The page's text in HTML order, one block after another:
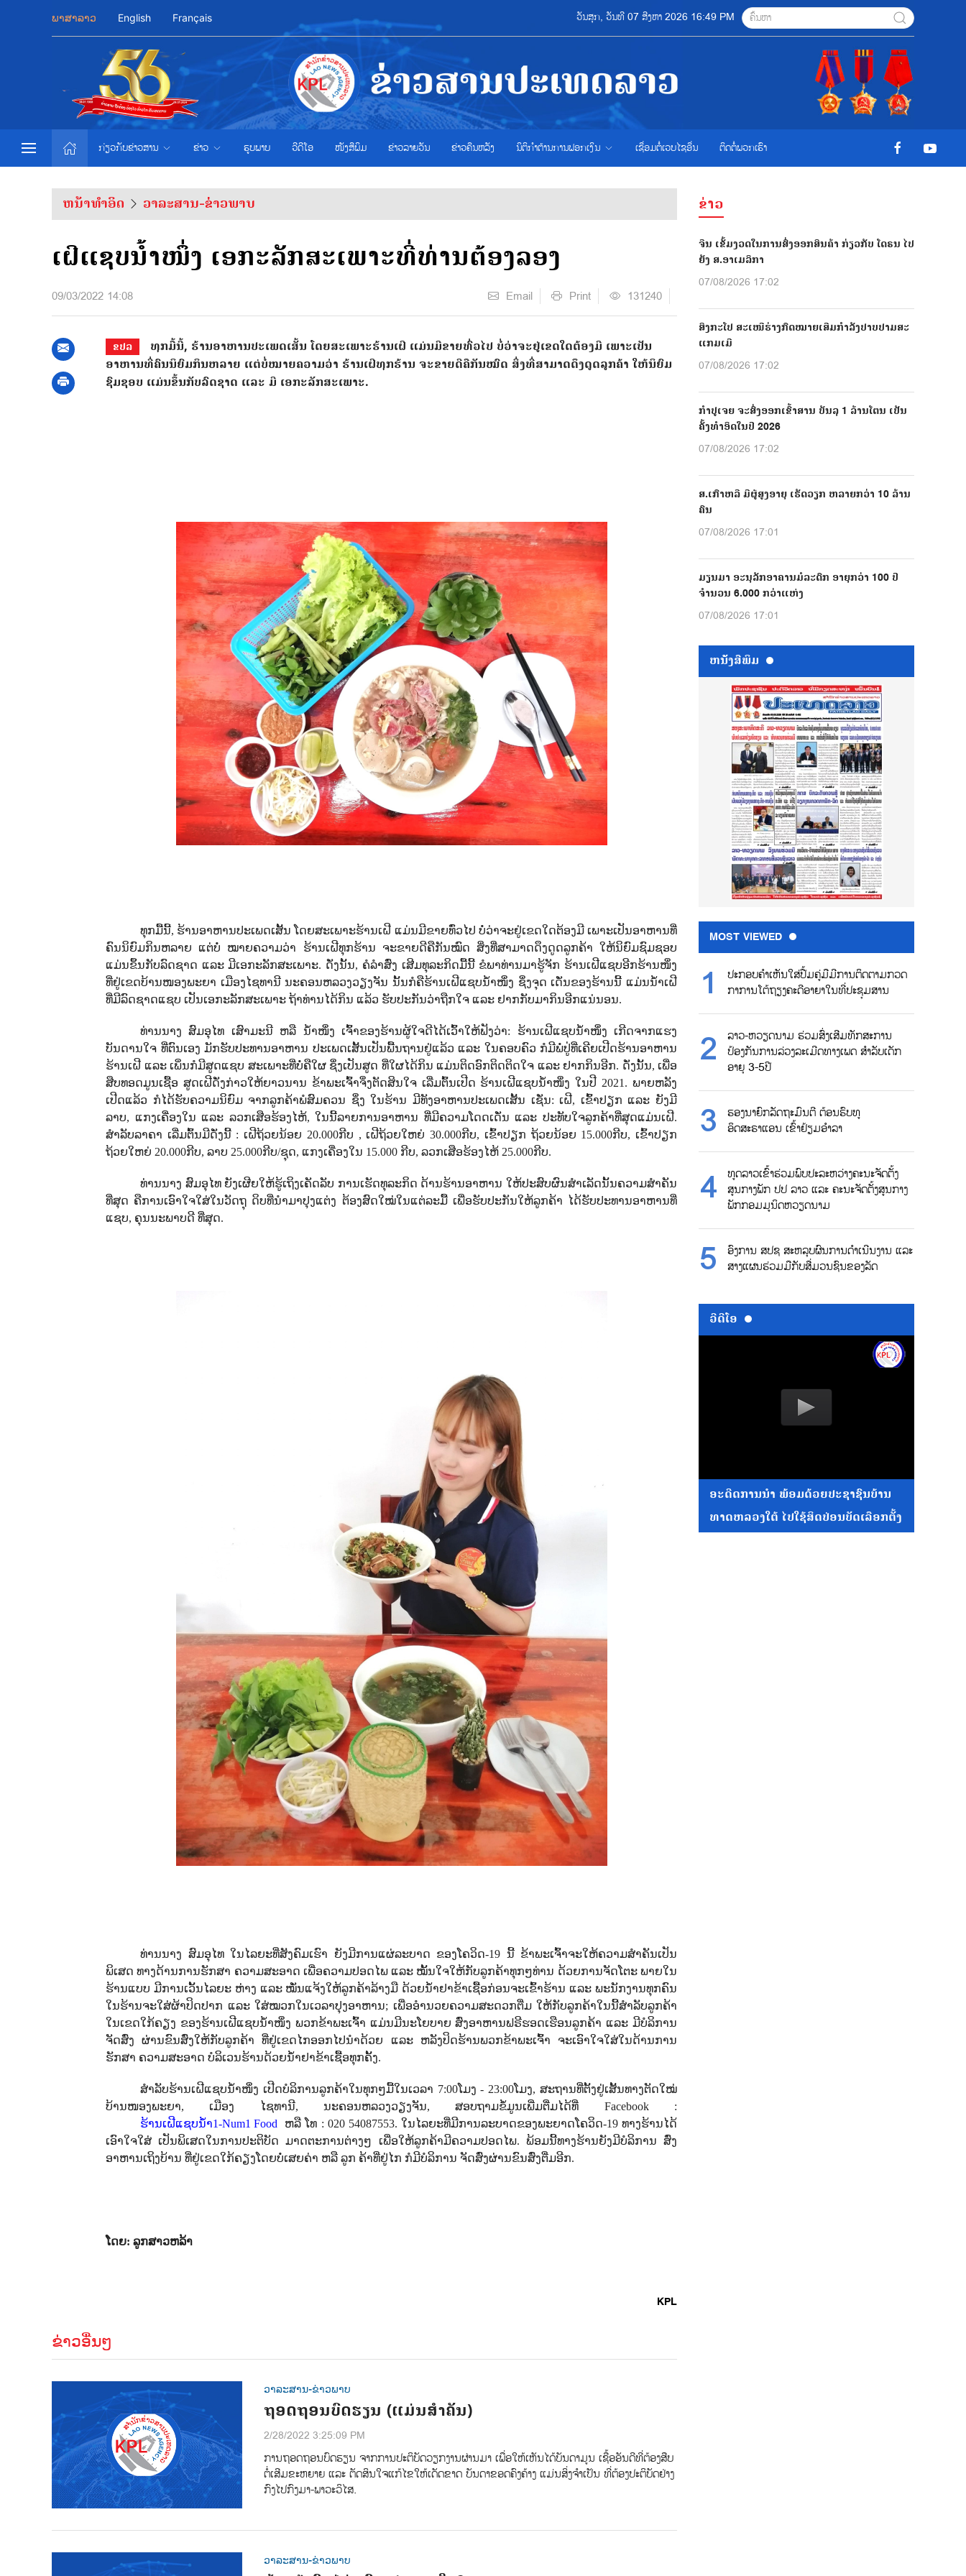
ພາສາລາວ English Français ວັນສຸກ, ວັນທີ 07 ສີງຫາ 2026 16:49 PM
ກ່ຽວກັບຂ່າວສານ ຂ່າວ ຮູບພາບ ວີດີໂອ ໜັງສືພິມ ຂ່າວ​ລາຍ​ວັນ ຂ່າວຄືນຫລັງ ນິຕິກຳຕ້ານການຟອກເງິນ ເຊື່ອມຕໍ່ເວບໄຊອ່ືນ ຕິດຕໍ່ພວກເຮົາ
ຫນ້າທຳອິດ ວາລະສານ-ຂ່າວພາບ
​ເຝີ​ແຊບ​ນໍ້າໜຶ່ງ ​ເອກະລັກ​ສະ​ເພາະ​ທີ່​ທ່ານ​ຕ້ອງ​ລອງ
09/03/2022 14:08 Email Print 131240
ຂປລ
ທຸກ​ມື້​ນີ້, ຮ້ານ​ອາຫານ​ປະ​ເພດ​ເສັ້ນ ໂດຍສະເພາະຮ້ານເຝີ ແມ່ນມີ​ຂາຍ​ທົ່ວ​ໄປ ​ບໍ່ວ່າ​ຈະ​ຢູ່​ເຂດ​ໃດ​​ຕ້ອງ​ມີ​ ເພາະ​ເປັນ​
ອາຫານທີ່​ຄົນ​ນິຍົ​ມກິນຫລາຍ ແຕ່ບໍ່ໝາຍຄວາມວ່າ ຮ້ານເຝີທຸກຮ້ານ ຈະຂາຍດີຄືກັນໝົດ ສິ່ງທີ່ສາມາດດຶງດູດລູກຄ້າ ໃຫ້ນິຍົມ
ຊົມຊອບ ແມ່ນຂຶ້ນກັບລົດຊາດ ແລະ ມີ ເອກະລັກສະເພາະ.
ທຸກ​ມື້​ນີ້, ຮ້ານ​ອາຫານ​ປະ​ເພດ​ເສັ້ນ ໂດຍສະເພາະຮ້ານເຝີ ແມ່ນມີ​ຂາຍ​ທົ່ວ​ໄປ ​ບໍ່ວ່າ​ຈະ​ຢູ່​ເຂດ​ໃດ​​ຕ້ອງ​ມີ​ ເພາະ​ເປັນ​ອາຫານທີ່​
ຄົນ​ນິຍົ​ມກິນຫລາຍ ແຕ່ບໍ່ ໝາຍຄວາມວ່າ ຮ້ານເຝີທຸກຮ້ານ ຈະຂາຍດີຄືກັນໝົດ ສິ່ງທີ່ສາມາດດຶງດູດລູກຄ້າ ໃຫ້ນິຍົມຊົມຊອບ
ແມ່ນຂຶ້ນກັບລົດຊາດ ແລະ ມີເອກະລັກສະເພາະ. ດັ່ງນັ້ນ, ຄໍລໍາ​ສົ່ງ​ ເສີມທຸລະ​ກິດມື້ນີ້ ຂໍພາທ່ານ​ມາ​ຮູ້ຈັກ ຮ້ານ​​ເຝີ​ແຊບອີກຮ້ານໜຶ່ງ
ທີ່ຢູ່​​ເຂດບ້ານໜອງພະຍາ ​ເມືອງ​ໄຊທາ​ນີ ນະຄອນຫລວງ​ວຽງຈັນ ນັ້ນກໍຄືຮ້ານເຝີແຊບນໍ້າໜຶ່ງ ຊຶ່ງຈຸດ ເດັ່ນຂອງຮ້ານນີ້ ແມ່ນ​ນໍ້າ​ເຝີ
ທີ່ມີລົດຊາດ​ແຊບ ເປັນ​ເອກະ​ລັກສະ​ເພາະ​ ຖ້າທ່ານໄດ້ກິນ ແລ້ວ ຮັບປະກັນວ່າຖືກໃຈ ແລະ ຢາກກັບມາກິນອີກແນ່ນອນ.
ທ່ານນາງ ສົມອຸໄທ ເສົາມະນີ ຫລື ນໍ້າໜຶ່ງ ​ເຈົ້າຂອງຮ້ານຜູ້ໃຈດີໄດ້ເວົ້າ​ໃຫ້​ຟັງ​ວ່າ: ຮ້ານເຝີແຊບນໍ້າໜຶ່ງ ເກີດຈາກແຮງ
ບັນດານໃຈ ທີ່ຕົນເອງ ມັກຮັບປະທານອາຫານ ປະເພດເສັ້ນເປັນພື້ນຖານຢູ່ແລ້ວ ແລະ ໃນຄອບຄົວ ກໍມີພໍ່ປູ່ທີ່ເຄີຍເປີດຮ້ານອາຫານ
ຮ້ານເຝີ ແລະ ເພິ່ນກໍມີສູດແຊບ ສະເພາະທີ່ບໍ່ຄືໃຜ ຊຶ່ງເປັນສູດ ທີ່ໃຜໄດ້ກິນ ແມ່ນຕິດອົກຕິດຕິດໃຈ ແລະ ຢາກກິນອີກ. ດັ່ງນັ້ນ, ເພື່ອ
ສືບທອດມູນເຊື້ອ ສູດເຝີດັ່ງກ່າວໃຫ້ຍາວນານ ຂ້າພະເຈົ້າຈຶ່ງຕັດສິນໃຈ ເລີ່ມຕົ້ນເປີດ ຮ້ານເຝີແຊບນໍ້າໜຶ່ງ ໃນປີ 2021 . ພາຍຫລັງ
ເປີດແລ້ວ ກໍໄດ້ຮັບຄວາມນິຍົມ ຈາກລູກຄ້າພໍສົມຄວນ ຊຶ່ງ ໃນຮ້ານ ມີທັງອາຫານປະເພດເສັ້ນ ເຊັ່ນ: ເຝີ, ເຂົ້າປຽກ ແລະ ຍັງມີ
ລາບ, ແກງເຄື່ອງໃນ ແລະ ລວກເສືອຮ້ອງໄຫ້,ໃນນີ້ລາຍການອາຫານ ທີ່ມີຄວາມໂດດເດັ່ນ ແລະ ປະທັບໃຈລູກຄ້າທີ່ສຸດແມ່ນເຝີ.
ສຳລັບລາຄາ ເລີ່ມຕົ້ນມີດັ່ງນີ້ : ເຝີຖ້ວຍນ້ອຍ 20.000ກີບ , ເຝີຖ້ວຍໃຫຍ່30.000ກີບ, ເຂົ້າປຽກ ຖ້ວຍນ້ອຍ 15.000ກີບ, ເຂົ້າປຽກ
ຖ້ວຍໃຫຍ່ 20.000ກີບ, ລາບ 25.000ກີບ/ຊຸດ, ແກງເຄື່ອງໃນ 15.000 ກີບ, ລວກເສືອຮ້ອງໄຫ້ 25.000ກີບ.
ທ່ານນາງ ສົມອຸໄທ ຍັງເຜີຍໃຫ້ຮູ້ເຖິງເຄັດລັບ ການເຮັດທຸລະກິດ ດ້ານຮ້ານອາຫານ ໃຫ້ປະສົບຜົນສຳເລັດນັ້ນຄວາມສຳຄັນ
ທີ່ສຸດ ຄືການເອົາໃຈໃສ່ໃນວັດຖຸ ດິບທີ່ນຳມາປຸງແຕ່ງ ຕ້ອງສົດໃໝ່ໃນແຕ່ລະມື້ ເພື່ອຮັບປະກັນໃຫ້ລູກຄ້າ ໄດ້ຮັບປະທານອາຫານທີ່
ແຊບ, ຄຸນນະພາບດີ ທີ່ສຸດ.
ທ່ານນາງ ສົມອຸໄທ ໃນໄລຍະທີ່ສັງຄົມເຮົາ ຍັງມີການແຜ່ລະບາດ ຂອງໂຄວິດ-19 ນີ້ ຂ້າພະເຈົ້າຈະໃຫ້ຄວາມສຳຄັນເປັນ
ພິເສດ ທາງດ້ານການຮັກສາ ຄວາມສະອາດ ເພື່ອຄວາມປອດໄພ ແລະ ໝັ້ນໃຈໃຫ້ກັບລູກຄ້າທຸກໆທ່ານ ດ້ວຍການຈັດໂຕະ ພາຍໃນ
ຮ້ານແບບ ມີການເວັ້ນໄລຍະ ຫ່າງ ແລະ ໝັ່ນແຈ້ງໃຫ້ລູກຄ້າລ້າງມື ດ້ວຍນໍ້າຢາຂ້າເຊື້ອກ່ອນຈະເຂົ້າຮ້ານ ແລະ ພະນັກງານທຸກຄົນ
ໃນຮ້ານຈະໃສ່ຜ້າປິດປາກ ແລະ ໃສ່ໝວກໃນເວລາປຸງອາຫານ; ເພື່ອອຳນວຍຄວາມສະດວກຕື່ມ ໃຫ້ກັບລູກຄ້າໃນນີ້ສຳລັບລູກຄ້າ
ໃນເຂດໃກ້ຄຽງ ຂອງຮ້ານເຝີແຊບນໍ້າໜຶ່ງ ພວກຂ້າພະເຈົ້າ ແມ່ນມີນະໂຍບາຍ ສົ່ງອາຫານຟຣີຮອດເຮືອນລູກຄ້າ ແລະ ມີບໍລິການ
ຈັດສົ່ງ ຜ່ານຂົນສົ່ງໃຫ້ກັບລູກຄ້າ ທີ່ຢູ່ເຂດໄກອອກໄປນຳດ້ວຍ ແລະ ຫລັງປິດຮ້ານພວກຂ້າພະເຈົ້າ ຈະເອົາໃຈໃສ່ໃນດ້ານການ
ຮັກສາ ຄວາມສະອາດ ບໍລິເວນຮ້ານດ້ວຍນໍ້າຢາຂ້າເຊື້ອທຸກຄັ້ງ.
ສຳລັບຮ້ານເຝີແຊບນໍ້າໜຶ່ງ ເປີດບໍລິການລູກຄ້າໃນທຸກໆມື້ໃນເວລາ 7:00ໂມງ - 23:00ໂມງ,ສະຖານທີ່ຕັ້ງຢູ່ເສັ້ນທາງຕັດໃໝ່
ບ້ານໜອງພະຍາ, ເມືອງ ໄຊທານີ, ນະຄອນຫລວງວຽງຈັນ,ສອບຖາມຂໍ້ມູນເພີ່ມຕື່ມໄດ້ທີ່ Facebook :
ຮ້ານເຝີແຊບນ້ຳ1-Num1 Food ຫລື ໂທ : 020 54087553. ໃນໄລຍະທີ່ມີການລະບາດຂອງພະຍາດໂຄວິດ-19 ທາງຮ້ານໄດ້
ເອົາໃຈໃສ່ ເປັນພິເສດໃນການປະຕິບັດ ມາດຕະການຕ່າງໆ ເພື່ອໃຫ້ລູກຄ້າມີຄວາມປອດໄພ. ພ້ອມນີ້ທາງຮ້ານຍັງມີບໍລິການ ສົ່ງ
ອາຫານເຖິງບ້ານ ທີ່ຢູ່ເຂດໃກ້ຄຽງໂດຍບໍ່ເສຍຄ່າ ຫລື ລູກ ຄ້າທີ່ຢູ່ໄກ ກໍມີບໍລິການ ຈັດສົ່ງຜ່ານຂົນສົ່ງຕື່ມອີກ.
ໂດຍ: ລູກສາວຫລ້າ
KPL
ຂ່າວອື່ນໆ
ວາລະສານ-ຂ່າວພາບ
ຖອດຖອນບົດຮຽນ (ແມ່ນສໍາຄັນ)
2/28/2022 3:25:09 PM
ການຖອດຖອນບົດຮຽນ ຈາກການປະຕິບັດວຽກງານຜ່ານມາ ເພື່ອໃຫ້ເຫັນໄດ້ບັນດາມູນ ເຊື້ອອັນດີທີ່ຕ້ອງສືບ
ຕໍ່ເສີມຂະຫຍາຍ ແລະ ຕັດສິນໃຈແກ້ໄຂໃຫ້ເດັດຂາດ ບັນດາຂອດຄົງຄ້າງ ແມ່ນສິ່ງຈໍາເປັນ ທີ່ຕ້ອງປະຕິບັດຢ່າງ
ກົງໄປກົງມາ-ພາວະວິໄສ.
ວາລະສານ-ຂ່າວພາບ
ຂ່າວ
ຈີນ ເຂັ້ມງວດໃນການສົ່ງອອກສິນຄ້າ ກ່ຽວກັບ ໂດຣນ ໄປ
ຍັງ ສ.ອາເມລິກາ
07/08/2026 17:02
ສິງກະໂປ ສະເໜີຮ່າງກົດໝາຍເສີມກຳລັງປາບປາມສະ
ແກມເມີ
07/08/2026 17:02
ກຳປູເຈຍ ຈະສົ່ງອອກເຂົ້າສານ ບັນລຸ 1 ລ້ານໂຕນ ເປັນ
ຄັ້ງທຳອິດໃນປີ 2026
07/08/2026 17:02
ສ.ເກົາຫລີ ມີຜູ້ສູງອາຍຸ ເຮັດວຽກ ຫລາຍກວ່າ 10 ລ້ານ
ຄົນ
07/08/2026 17:01
ມຽນມາ ອະນຸລັກອາຄານມໍລະດົກ ອາຍຸກວ່າ 100 ປີ
ຈຳນວນ 6.000 ກວ່າແຫ່ງ
07/08/2026 17:01
ຫນ້ັງສືພິມ
MOST VIEWED
ປະກອບຄຳເຫັນໃສ່ປື້ມຄູ່ມືມີການຕິດຕາມກວດ
ກາການໂຕ້ຖຽງຄະດີອາຍາໃນທີ່ປະຊຸມສານ
ລາວ-ຫວຽດນາມ ຮ່ວມສົ່ງເສີມທັກສະການ
ປ້ອງກັນການລ່ວງລະເມີດທາງເພດ ສຳລັບເດັກ
ອາຍຸ 3-5ປີ
ຮອງນາຍົກລັດຖະມົນຕີ ຕ້ອນຮົບທູ
ອິດສະຣາແອນ ເຂົ້າຢ້ຽມອຳລາ
ທູດລາວເຂົ້າຮ່ວມພົບປະລະຫວ່າງຄະນະຈັດຕັ້ງ
ສູນກາງພັກ ປປ ລາວ ແລະ ຄະນະຈັດຕັ້ງສູນກາງ
ພັກກອມມູນິດຫວຽດນາມ
ອົງການ ສປຊ ສະຫລຸບຜົນການດຳເນີນງານ ແລະ
ສາງແຜນຮ່ວມມືກັບສື່ມວນຊົນຂອງລັດ
ວີດີໂອ
ອະດີດການນໍາ ພ້ອມດ້ວຍປະຊາຊົນບ້ານ
ທາດຫລວງໃຕ້ ໄປໃຊ້ສິດປ່ອນບັດເລືອກຕັ້ງ